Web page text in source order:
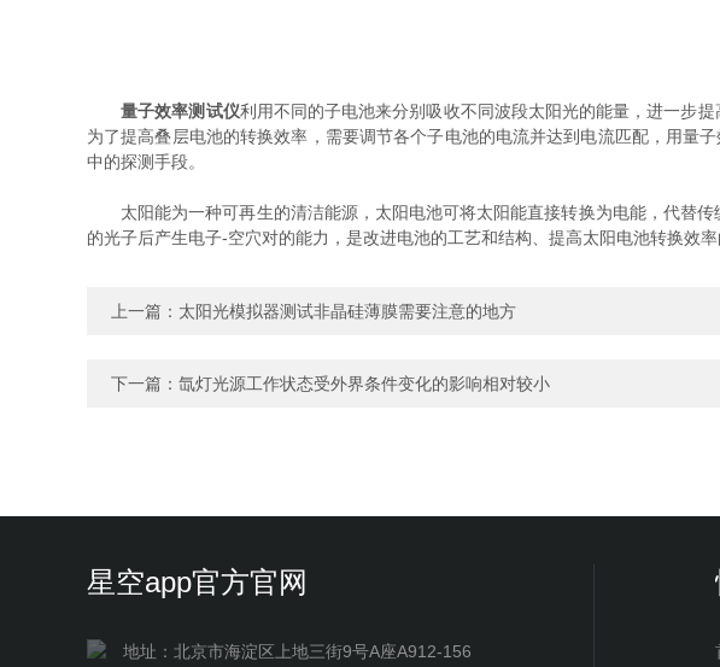
量子效率测试仪利用不同的子电池来分别吸收不同波段太阳光的能量，进一步
为了提高叠层电池的转换效率，需要调节各个子电池的电流并达到电流匹配，用量
中的探测手段。
太阳能为一种可再生的清洁能源，太阳电池可将太阳能直接转换为电能，代替传
的光子后产生电子-空穴对的能力，是改进电池的工艺和结构、提高太阳电池转换效率
上一篇： 太阳光模拟器测试非晶硅薄膜需要注意的地方
下一篇： 氙灯光源工作状态受外界条件变化的影响相对较小
星空app官方官网
地址：北京市海淀区上地三街9号A座A912-156